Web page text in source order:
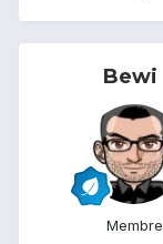
Bewi
Membre